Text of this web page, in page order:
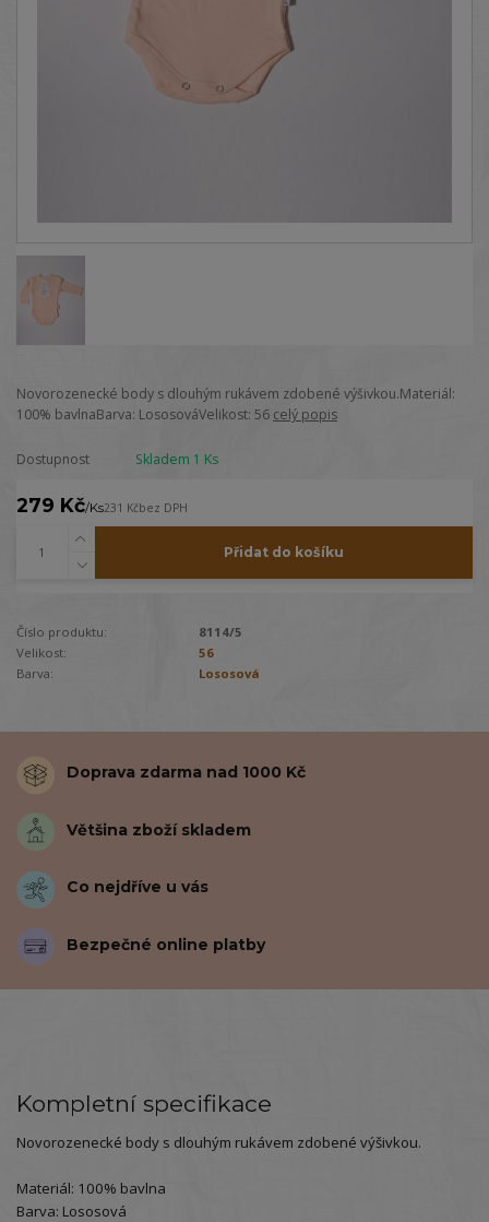
Novorozenecké body s dlouhým rukávem zdobené výšivkou.Materiál:
100% bavlnaBarva: LososováVelikost: 56 celý popis
Dostupnost Skladem 1 Ks
279 Kč/Ks231 Kčbez DPH
Přidat do košíku
Číslo produktu:
8114/5
Velikost:
56
Barva:
Lososová
Doprava zdarma nad 1000 Kč
Většina zboží skladem
Co nejdříve u vás
Bezpečné online platby
Kompletní specifikace
Novorozenecké body s dlouhým rukávem zdobené výšivkou.
Materiál: 100% bavlna
Barva: Lososová